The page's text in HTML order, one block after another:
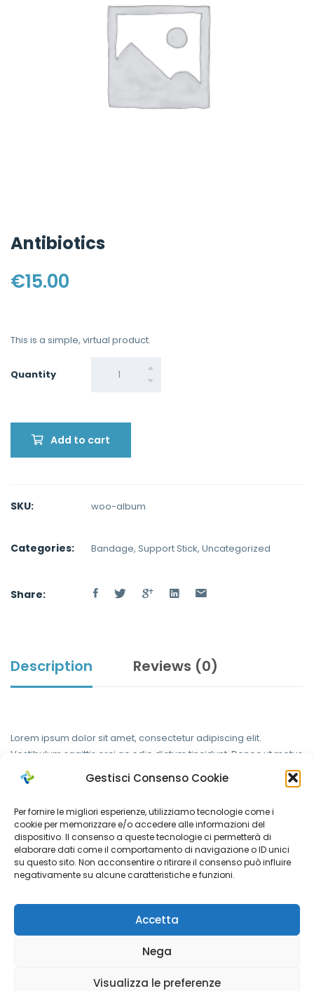
Gestisci Consenso Cookie
Per fornire le migliori esperienze, utilizziamo tecnologie come i
cookie per memorizzare e/o accedere alle informazioni del
dispositivo. Il consenso a queste tecnologie ci permetterà di
elaborare dati come il comportamento di navigazione o ID unici
su questo sito. Non acconsentire o ritirare il consenso può influire
negativamente su alcune caratteristiche e funzioni.
Accetta
Nega
Visualizza le preferenze
Antibiotics
€15.00
This is a simple, virtual product.
Quantity Quantity
Add to cart
SKU: woo-album
Categories: Bandage, Support Stick, Uncategorized
Share:
Description Reviews (0)
Lorem ipsum dolor sit amet, consectetur adipiscing elit.
Vestibulum sagittis orci ac odio dictum tincidunt. Donec ut metus
leo. Class aptent taciti sociosqu ad litora torquent per conubia
nostra, per inceptos himenaeos. Sed luctus, dui eu sagittis
metus. Vestibulum aliquam augue neque. Phasellus tincidunt
odio eget ullamcorper efficitur. Cras placerat ut turpis
pellentesque vulputate. Nam sed consequat tortor. Curabitur
finibus sapien dolor. Ut eleifend tellus nec erat pulvinar
dignissim. Nam non arcu purus. Vivamus et massa massa.
Related Products